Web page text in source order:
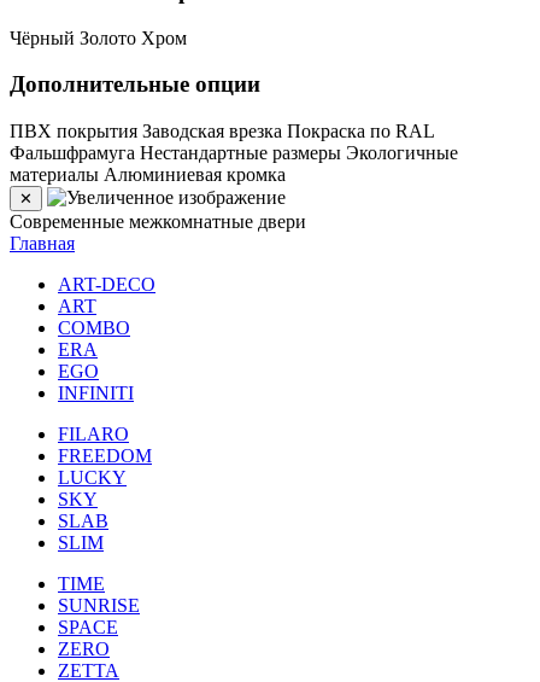
Чёрный Золото Хром
Дополнительные опции
ПВХ покрытия Заводская врезка Покраска по RAL
Фальшфрамуга Нестандартные размеры Экологичные
материалы Алюминиевая кромка
✕
Современные межкомнатные двери
Главная
ART-DECO
ART
COMBO
ERA
EGO
INFINITI
FILARO
FREEDOM
LUCKY
SKY
SLAB
SLIM
TIME
SUNRISE
SPACE
ZERO
ZETTA